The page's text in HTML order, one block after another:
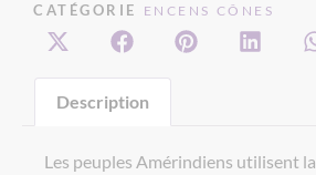
CATÉGORIE ENCENS CÔNES
Description
Les peuples Amérindiens utilisent la